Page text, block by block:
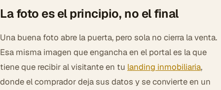
La foto es el principio, no el final
Una buena foto abre la puerta, pero sola no cierra la venta.
Esa misma imagen que engancha en el portal es la que
tiene que recibir al visitante en tu landing inmobiliaria,
donde el comprador deja sus datos y se convierte en un